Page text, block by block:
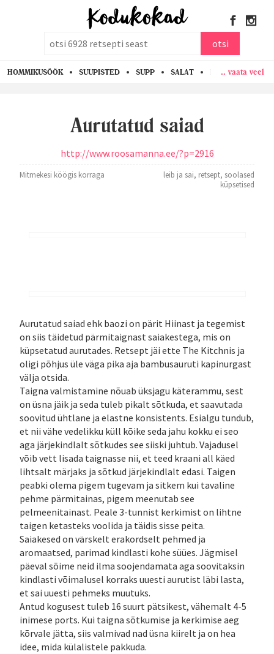
otsi
HOMMIKUSÖÖK SUUPISTED SUPP SALAT PASTA KANA
.. vaata veel
Aurutatud saiad
http://www.roosamanna.ee/?p=2916
Mitmekesi köögis korraga leib ja sai, retsept, soolased
küpsetised
Aurutatud saiad ehk baozi on pärit Hiinast ja tegemist
on siis täidetud pärmitaignast saiakestega, mis on
küpsetatud aurutades. Retsept jäi ette The Kitchnis ja
oligi põhjus üle väga pika aja bambusauruti kapinurgast
välja otsida.
Taigna valmistamine nõuab üksjagu käterammu, sest
on üsna jäik ja seda tuleb pikalt sõtkuda, et saavutada
soovitud ühtlane ja elastne konsistents. Esialgu tundub,
et nii vähe vedelikku küll kõike seda jahu kokku ei seo
aga järjekindlalt sõtkudes see siiski juhtub. Vajadusel
võib vett lisada taignasse nii, et teed kraani all käed
lihtsalt märjaks ja sõtkud järjekindlalt edasi. Taigen
peabki olema pigem tugevam ja sitkem kui tavaline
pehme pärmitainas, pigem meenutab see
pelmeenitainast. Peale 3-tunnist kerkimist on lihtne
taigen ketasteks voolida ja täidis sisse peita.
Saiakesed on värskelt erakordselt pehmed ja
aromaatsed, parimad kindlasti kohe süües. Jägmisel
päeval sõime neid ilma soojendamata aga soovitaksin
kindlasti võimalusel korraks uuesti aurutist läbi lasta,
et sai uuesti pehmeks muutuks.
Antud kogusest tuleb 16 suurt pätsikest, vähemalt 4-5
inimese ports. Kui taigna sõtkumise ja kerkimise aeg
kõrvale jätta, siis valmivad nad üsna kiirelt ja on hea
idee, mida külalistele pakkuda.